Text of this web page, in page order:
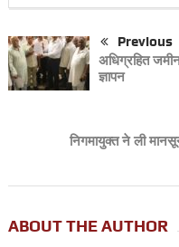
Previous
अधिग्रहित
ज्ञापन
निगमायुक्त ने ली
ABOUT THE AUTHOR